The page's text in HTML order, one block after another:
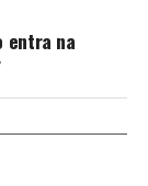
entra na